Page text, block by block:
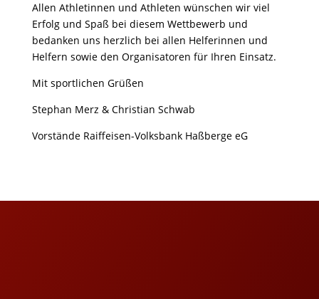
Allen Athletinnen und Athleten wünschen wir viel
Erfolg und Spaß bei diesem Wettbewerb und
bedanken uns herzlich bei allen Helferinnen und
Helfern sowie den Organisatoren für Ihren Einsatz.
Mit sportlichen Grüßen
Stephan Merz & Christian Schwab
Vorstände Raiffeisen-Volksbank Haßberge eG